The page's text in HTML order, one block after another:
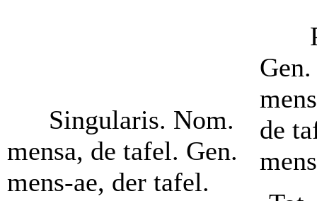
Singularis. Nom.
mensa, de tafel. Gen.
mens-ae, der tafel.
de